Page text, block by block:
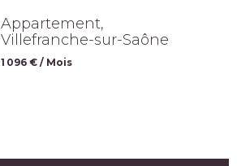
Appartement,
Villefranche-sur-Saône
1 096 € / Mois